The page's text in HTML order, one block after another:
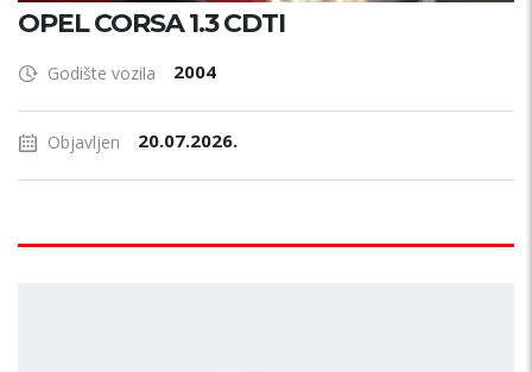
OPEL CORSA 1.3 CDTI
Godište vozila 2004
Objavljen 20.07.2026.